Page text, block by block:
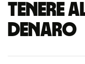
Tenere
denaro